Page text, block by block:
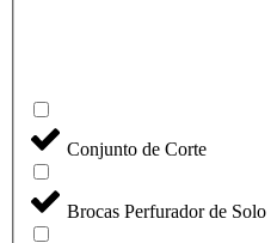
Conjunto de Corte
Brocas Perfurador de Solo